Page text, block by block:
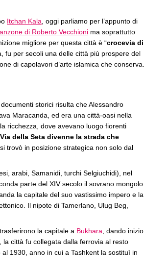
Itchan Kala , oggi parliamo per l’appunto di
di Roberto Vecchioni ma soprattutto
migliore per questa città è “crocevia di
fu per secoli una delle città più prospere del
di capolavori d’arte islamica che conserva.
storici risulta che Alessandro
Maracanda, ed era una città-oasi nella
ricchezza, dove avevano luogo fiorenti
della Seta divenne la strada che
trovò in posizione strategica non solo dal
arabi, Samanidi, turchi Selgiuchidi), nel
parte del XIV secolo il sovrano mongolo
la capitale del suo vastissimo impero e la
Il nipote di Tamerlano, Ulug Beg,
la capitale a Bukhara , dando inizio
città fu collegata dalla ferrovia al resto
1930, anno in cui a Tashkent la sostituì in